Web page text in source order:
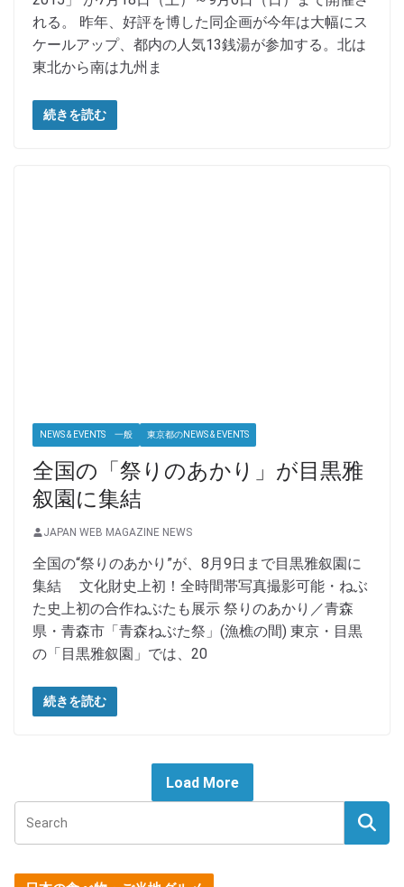
れる。 昨年、好評を博した同企画が今年は大幅にス
ケールアップ、都内の人気13銭湯が参加する。北は
東北から南は九州ま
続きを読む
NEWS & EVENTS 一般 東京都のNEWS & EVENTS
全国の「祭りのあかり」が目黒雅
叙園に集結
JAPAN WEB MAGAZINE NEWS
全国の“祭りのあかり”が、8月9日まで目黒雅叙園に
集結 文化財史上初！全時間帯写真撮影可能・ねぶ
た史上初の合作ねぶたも展示 祭りのあかり／青森
県・青森市「青森ねぶた祭」(漁樵の間) 東京・目黒
の「目黒雅叙園」では、20
続きを読む
Load More